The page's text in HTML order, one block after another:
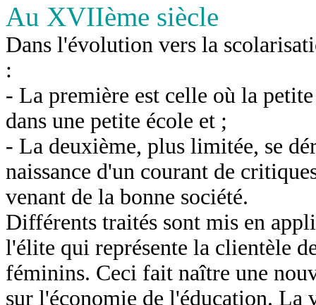
Au XVIIème siècle
Dans l'évolution vers la
:
- La première est celle où la
dans une petite école et ;
- La deuxième, plus limitée, se
naissance d'un courant de
venant de la bonne société.
Différents traités sont mis en
l'élite qui représente la clientèle
féminins. Ceci fait naître une
sur l'économie de l'éducation. La